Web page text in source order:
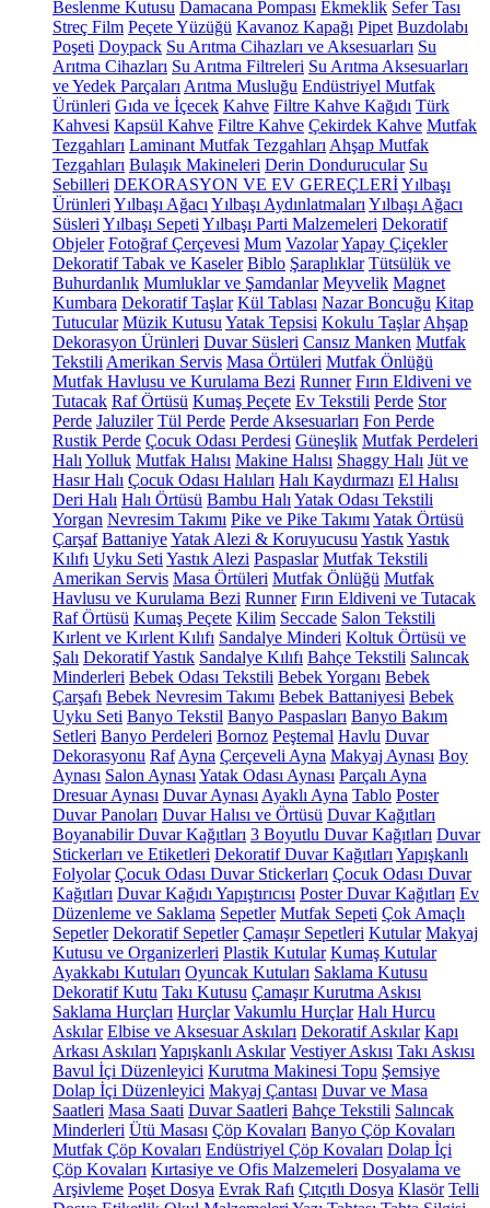
Beslenme Kutusu Damacana Pompası Ekmeklik Sefer Tası
Streç Film Peçete Yüzüğü Kavanoz Kapağı Pipet Buzdolabı
Poşeti Doypack Su Arıtma Cihazları ve Aksesuarları Su
Arıtma Cihazları Su Arıtma Filtreleri Su Arıtma Aksesuarları
ve Yedek Parçaları Arıtma Musluğu Endüstriyel Mutfak
Ürünleri Gıda ve İçecek Kahve Filtre Kahve Kağıdı Türk
Kahvesi Kapsül Kahve Filtre Kahve Çekirdek Kahve Mutfak
Tezgahları Laminant Mutfak Tezgahları Ahşap Mutfak
Tezgahları Bulaşık Makineleri Derin Dondurucular Su
Sebilleri DEKORASYON VE EV GEREÇLERİYılbaşı
Ürünleri Yılbaşı Ağacı Yılbaşı Aydınlatmaları Yılbaşı Ağacı
Süsleri Yılbaşı Sepeti Yılbaşı Parti Malzemeleri Dekoratif
Objeler Fotoğraf Çerçevesi Mum VazolarYapay Çiçekler
Dekoratif Tabak ve Kaseler Biblo Şaraplıklar Tütsülük ve
Buhurdanlık Mumluklar ve Şamdanlar Meyvelik Magnet
Kumbara Dekoratif Taşlar Kül Tablası Nazar Boncuğu Kitap
Tutucular Müzik Kutusu Yatak Tepsisi Kokulu Taşlar Ahşap
Dekorasyon Ürünleri Duvar Süsleri Cansız Manken Mutfak
Tekstili Amerikan Servis Masa Örtüleri Mutfak Önlüğü
Mutfak Havlusu ve Kurulama Bezi Runner Fırın Eldiveni ve
Tutacak Raf Örtüsü Kumaş Peçete Ev Tekstili Perde Stor
Perde Jaluziler Tül Perde Perde Aksesuarları Fon Perde
Rustik Perde Çocuk Odası Perdesi Güneşlik Mutfak Perdeleri
Halı Yolluk Mutfak Halısı Makine Halısı Shaggy Halı Jüt ve
Hasır Halı Çocuk Odası Halıları Halı Kaydırmazı El Halısı
Deri Halı Halı Örtüsü Bambu Halı Yatak Odası Tekstili
Yorgan Nevresim Takımı Pike ve Pike Takımı Yatak Örtüsü
Çarşaf BattaniyeYatak Alezi & Koruyucusu YastıkYastık
Kılıfı Uyku Seti Yastık Alezi Paspaslar Mutfak Tekstili
Amerikan Servis Masa Örtüleri Mutfak Önlüğü Mutfak
Havlusu ve Kurulama Bezi Runner Fırın Eldiveni ve Tutacak
Raf Örtüsü Kumaş Peçete Kilim Seccade Salon Tekstili
Kırlent ve Kırlent Kılıfı Sandalye Minderi Koltuk Örtüsü ve
Şalı Dekoratif Yastık Sandalye Kılıfı Bahçe Tekstili Salıncak
Minderleri Bebek Odası Tekstili Bebek Yorganı Bebek
Çarşafı Bebek Nevresim Takımı Bebek Battaniyesi Bebek
Uyku Seti Banyo Tekstil Banyo Paspasları Banyo Bakım
Setleri Banyo Perdeleri Bornoz Peştemal Havlu Duvar
Dekorasyonu Raf Ayna Çerçeveli Ayna Makyaj Aynası Boy
Aynası Salon Aynası Yatak Odası Aynası Parçalı Ayna
Dresuar Aynası Duvar Aynası Ayaklı Ayna Tablo Poster
Duvar Panoları Duvar Halısı ve Örtüsü Duvar Kağıtları
Boyanabilir Duvar Kağıtları 3 Boyutlu Duvar Kağıtları Duvar
Stickerları ve Etiketleri Dekoratif Duvar Kağıtları Yapışkanlı
Folyolar Çocuk Odası Duvar Stickerları Çocuk Odası Duvar
Kağıtları Duvar Kağıdı Yapıştırıcısı Poster Duvar Kağıtları Ev
Düzenleme ve Saklama Sepetler Mutfak Sepeti Çok Amaçlı
Sepetler Dekoratif Sepetler Çamaşır Sepetleri Kutular Makyaj
Kutusu ve Organizerleri Plastik Kutular Kumaş Kutular
Ayakkabı Kutuları Oyuncak Kutuları Saklama Kutusu
Dekoratif Kutu Takı Kutusu Çamaşır Kurutma Askısı
Saklama Hurçları Hurçlar Vakumlu Hurçlar Halı Hurcu
Askılar Elbise ve Aksesuar Askıları Dekoratif Askılar Kapı
Arkası Askıları Yapışkanlı Askılar Vestiyer Askısı Takı Askısı
Bavul İçi Düzenleyici Kurutma Makinesi Topu Şemsiye
Dolap İçi Düzenleyici Makyaj Çantası Duvar ve Masa
Saatleri Masa Saati Duvar Saatleri Bahçe Tekstili Salıncak
Minderleri Ütü Masası Çöp Kovaları Banyo Çöp Kovaları
Mutfak Çöp Kovaları Endüstriyel Çöp Kovaları Dolap İçi
Çöp Kovaları Kırtasiye ve Ofis Malzemeleri Dosyalama ve
Arşivleme Poşet Dosya Evrak Rafı Çıtçıtlı Dosya Klasör Telli